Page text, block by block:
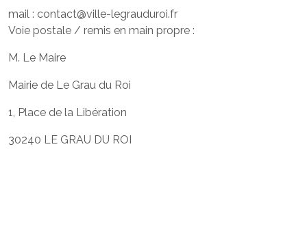
mail : contact@ville-legrauduroi.fr
Voie postale / remis en main propre :
M. Le Maire
Mairie de Le Grau du Roi
1, Place de la Libération
30240 LE GRAU DU ROI